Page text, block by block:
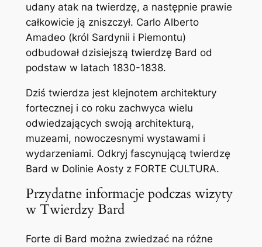
udany atak na twierdzę, a następnie prawie
całkowicie ją zniszczył. Carlo Alberto
Amadeo (król Sardynii i Piemontu)
odbudował dzisiejszą twierdzę Bard od
podstaw w latach 1830-1838.
Dziś twierdza jest klejnotem architektury
fortecznej i co roku zachwyca wielu
odwiedzających swoją architekturą,
muzeami, nowoczesnymi wystawami i
wydarzeniami. Odkryj fascynującą twierdzę
Bard w Dolinie Aosty z FORTE CULTURA.
Przydatne informacje podczas wizyty
w Twierdzy Bard
Forte di Bard można zwiedzać na różne